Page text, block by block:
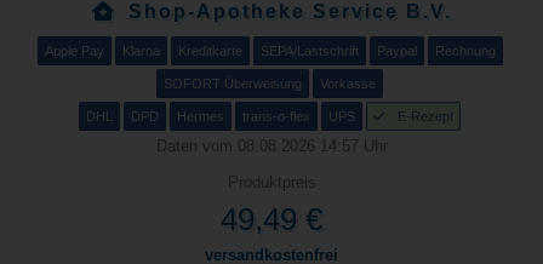
Shop-Apotheke Service B.V.
Apple Pay Klarna Kreditkarte SEPA/Lastschrift Paypal Rechnung
SOFORT Überweisung Vorkasse
DHL DPD Hermes trans-o-flex UPS E-Rezept
Daten vom 08.08.2026 14:57 Uhr
Produktpreis
49,49 €
versandkostenfrei